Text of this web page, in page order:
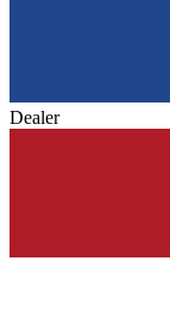
Dealer